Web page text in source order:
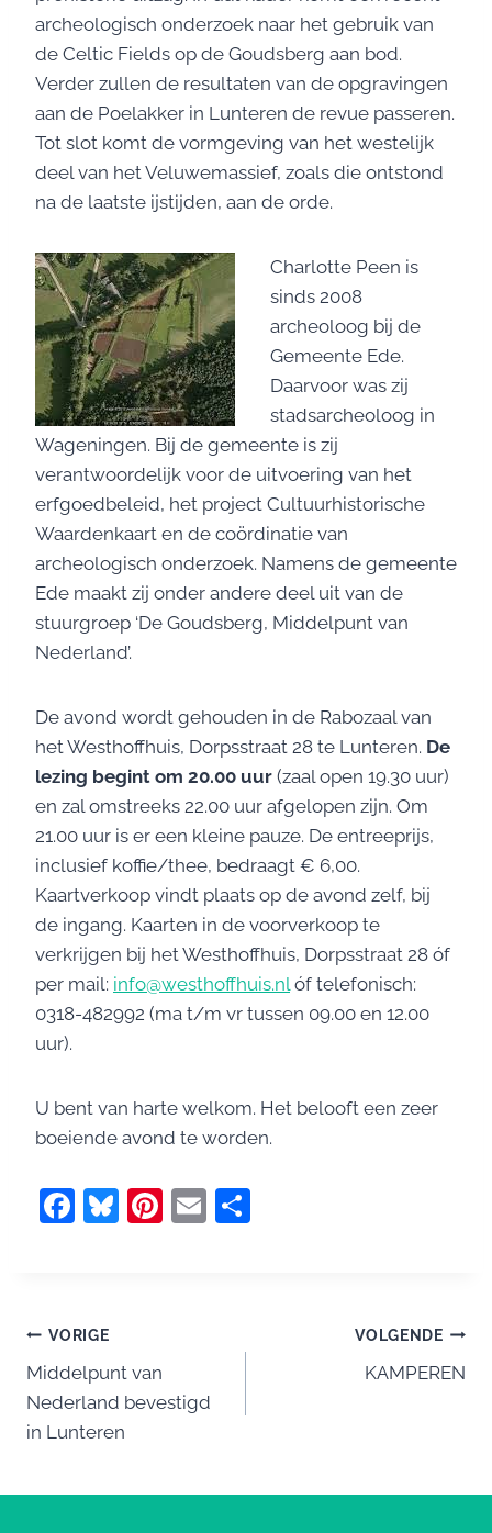
archeologisch onderzoek naar het gebruik van
de Celtic Fields op de Goudsberg aan bod.
Verder zullen de resultaten van de opgravingen
aan de Poelakker in Lunteren de revue passeren.
Tot slot komt de vormgeving van het westelijk
deel van het Veluwemassief, zoals die ontstond
na de laatste ijstijden, aan de orde.
Charlotte Peen is
sinds 2008
archeoloog bij de
Gemeente Ede.
Daarvoor was zij
stadsarcheoloog in
Wageningen. Bij de gemeente is zij
verantwoordelijk voor de uitvoering van het
erfgoedbeleid, het project Cultuurhistorische
Waardenkaart en de coördinatie van
archeologisch onderzoek. Namens de gemeente
Ede maakt zij onder andere deel uit van de
stuurgroep ‘De Goudsberg, Middelpunt van
Nederland’.
De avond wordt gehouden in de Rabozaal van
het Westhoffhuis, Dorpsstraat 28 te Lunteren. De
lezing begint om 20.00 uur (zaal open 19.30 uur)
en zal omstreeks 22.00 uur afgelopen zijn. Om
21.00 uur is er een kleine pauze. De entreeprijs,
inclusief koffie/thee, bedraagt € 6,00.
Kaartverkoop vindt plaats op de avond zelf, bij
de ingang. Kaarten in de voorverkoop te
verkrijgen bij het Westhoffhuis, Dorpsstraat 28 óf
per mail: info@westhoffhuis.nlóf telefonisch:
0318-482992 (ma t/m vr tussen 09.00 en 12.00
uur).
U bent van harte welkom. Het belooft een zeer
boeiende avond te worden.
F
b
o
o
k
Bl Pi E
Bericht
navigatie
VORIGE
Middelpunt van
Nederland bevestigd
in Lunteren
VOLGENDE
KAMPEREN